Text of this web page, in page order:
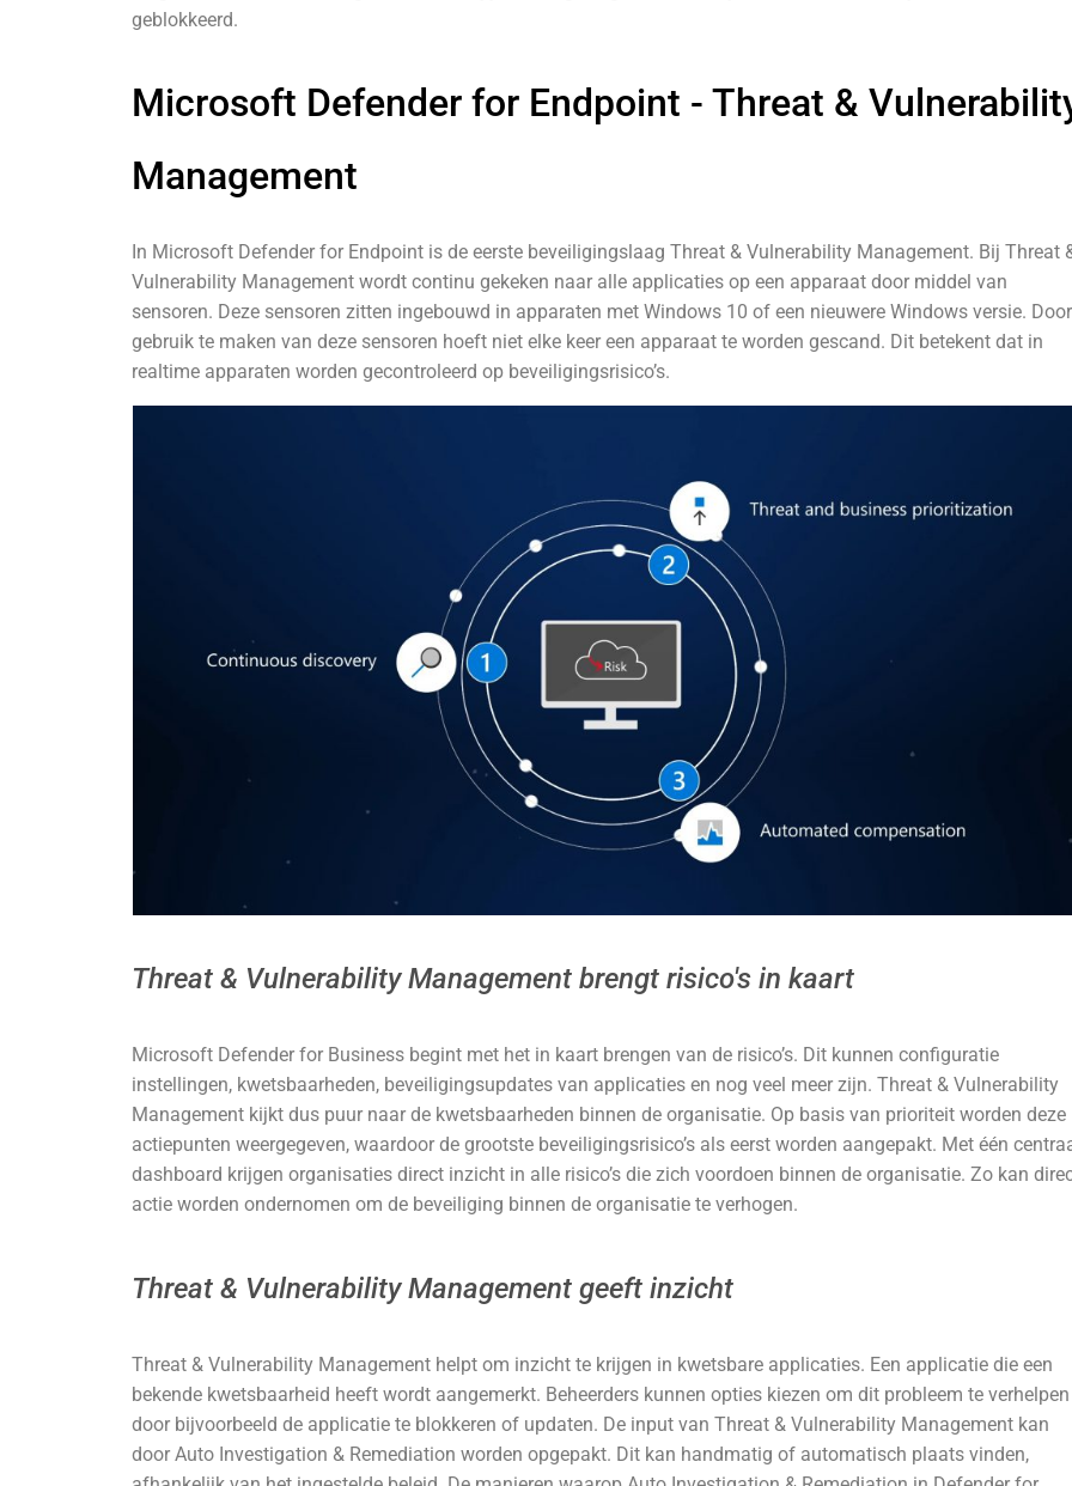
geblokkeerd.
Microsoft Defender for Endpoint - Threat &
Management
In Microsoft Defender for Endpoint is de eerste beveiligingslaag Threat & Vulnerability Management. Bij Threat
Vulnerability Management wordt continu gekeken naar alle applicaties op een apparaat door middel van
sensoren. Deze sensoren zitten ingebouwd in apparaten met Windows 10 of een nieuwere Windows versie. Door
gebruik te maken van deze sensoren hoeft niet elke keer een apparaat te worden gescand. Dit betekent dat in
realtime apparaten worden gecontroleerd op beveiligingsrisico’s.
Threat & Vulnerability Management brengt risico's in kaart
Microsoft Defender for Business begint met het in kaart brengen van de risico’s. Dit kunnen configuratie
instellingen, kwetsbaarheden, beveiligingsupdates van applicaties en nog veel meer zijn. Threat & Vulnerability
Management kijkt dus puur naar de kwetsbaarheden binnen de organisatie. Op basis van prioriteit worden deze
actiepunten weergegeven, waardoor de grootste beveiligingsrisico’s als eerst worden aangepakt. Met één
dashboard krijgen organisaties direct inzicht in alle risico’s die zich voordoen binnen de organisatie. Zo kan
actie worden ondernomen om de beveiliging binnen de organisatie te verhogen.
Threat & Vulnerability Management geeft inzicht
Threat & Vulnerability Management helpt om inzicht te krijgen in kwetsbare applicaties. Een applicatie die een
bekende kwetsbaarheid heeft wordt aangemerkt. Beheerders kunnen opties kiezen om dit probleem te verhelpen
door bijvoorbeeld de applicatie te blokkeren of updaten. De input van Threat & Vulnerability Management kan
door Auto Investigation & Remediation worden opgepakt. Dit kan handmatig of automatisch plaats vinden,